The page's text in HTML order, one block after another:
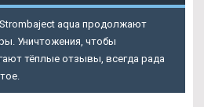
Strombaject aqua продолжают
Уничтожения, чтобы
тёплые отзывы, всегда рада